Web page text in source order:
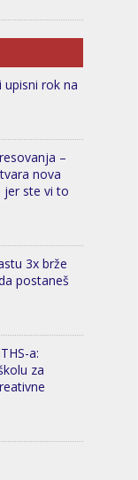
upisni rok na
–
nova
jer ste vi to
3x brže
postaneš
a:
za